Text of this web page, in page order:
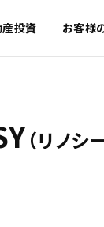
投資 お客様
（リノシ